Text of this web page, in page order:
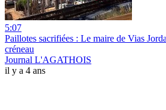
5:07
Paillotes sacrifiées : Le maire de Vias
créneau
Journal L'AGATHOIS
il y a 4 ans